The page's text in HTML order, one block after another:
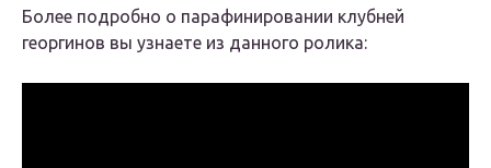
Более подробно о парафинировании клубней
георгинов вы узнаете из данного ролика: